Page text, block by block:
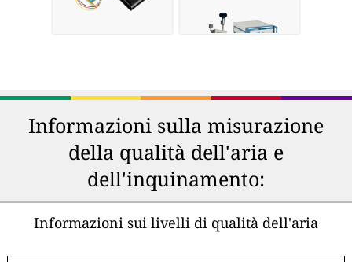
Informazioni sulla misurazione
della qualità dell'aria e
dell'inquinamento:
Informazioni sui livelli di qualità dell'aria